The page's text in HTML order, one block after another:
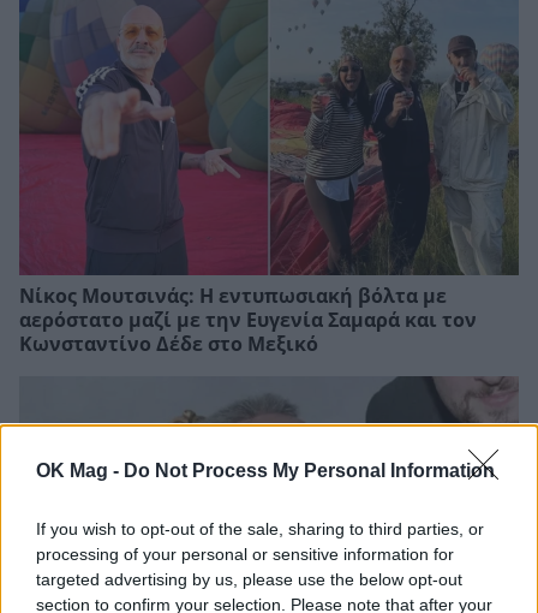
OK Mag - Do Not Process My Personal Information
If you wish to opt-out of the sale, sharing to third parties, or
processing of your personal or sensitive information for
targeted advertising by us, please use the below opt-out
section to confirm your selection. Please note that after your
Νίκος Μουτσινάς: Η εντυπωσιακή βόλτα με
αερόστατο μαζί με την Ευγενία Σαμαρά και τον
Κωνσταντίνο Δέδε στο Μεξικό